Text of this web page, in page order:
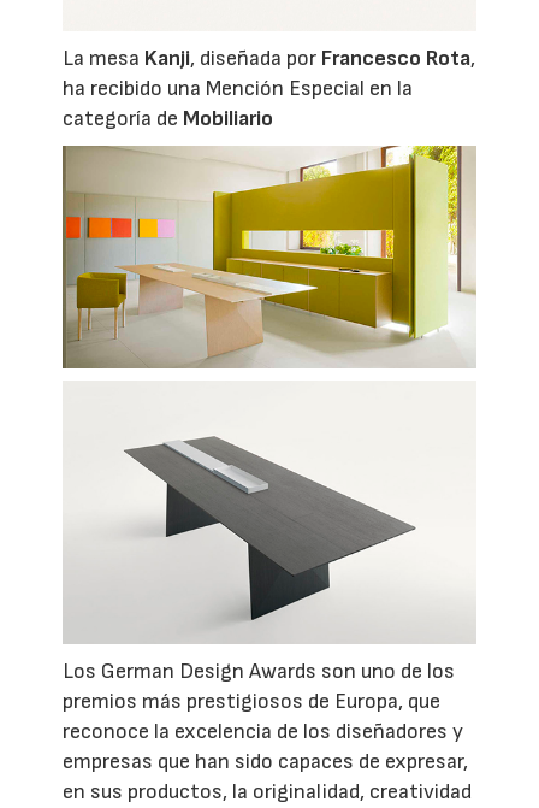
La mesa Kanji, diseñada por Francesco Rota,
ha recibido una Mención Especial en la
categoría de Mobiliario
Los German Design Awards son uno de los
premios más prestigiosos de Europa, que
reconoce la excelencia de los diseñadores y
empresas que han sido capaces de expresar,
en sus productos, la originalidad, creatividad